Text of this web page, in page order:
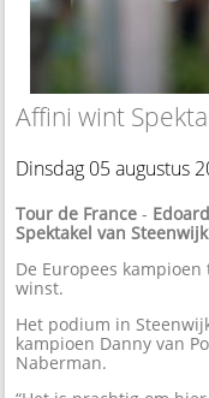
Affini wint
Dinsdag 05 augustus
Tour de France -
Spektakel van
De Europees
winst.
Het podium in
kampioen Danny van
Naberman.